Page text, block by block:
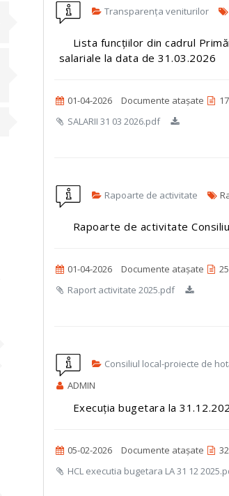
Transparența veniturilor
Lista funcțiilor din cadrul
salariale la data de 31.03.2026
01-04-2026 Documente atașate
SALARII 31 03 2026.pdf
Rapoarte de activitate
Rapoarte de activitate
01-04-2026 Documente atașate
Raport activitate 2025.pdf
Consiliul local-proiecte de
ADMIN
Execuția bugetara la
05-02-2026 Documente atașate
HCL executia bugetara LA 31 12